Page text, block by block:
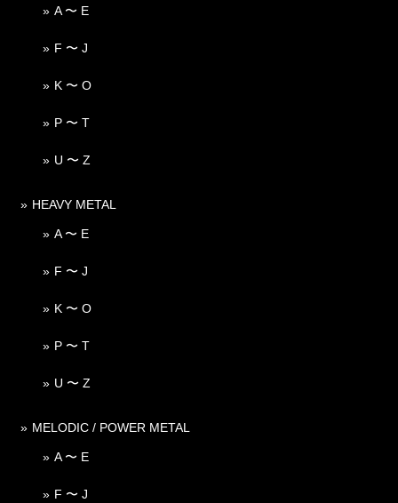
A 〜 E
F 〜 J
K 〜 O
P 〜 T
U 〜 Z
HEAVY METAL
A 〜 E
F 〜 J
K 〜 O
P 〜 T
U 〜 Z
MELODIC / POWER METAL
A 〜 E
F 〜 J